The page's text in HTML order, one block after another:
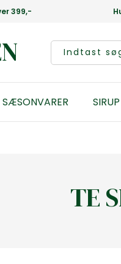
399,-
SÆSONVARER SIRUP
TE